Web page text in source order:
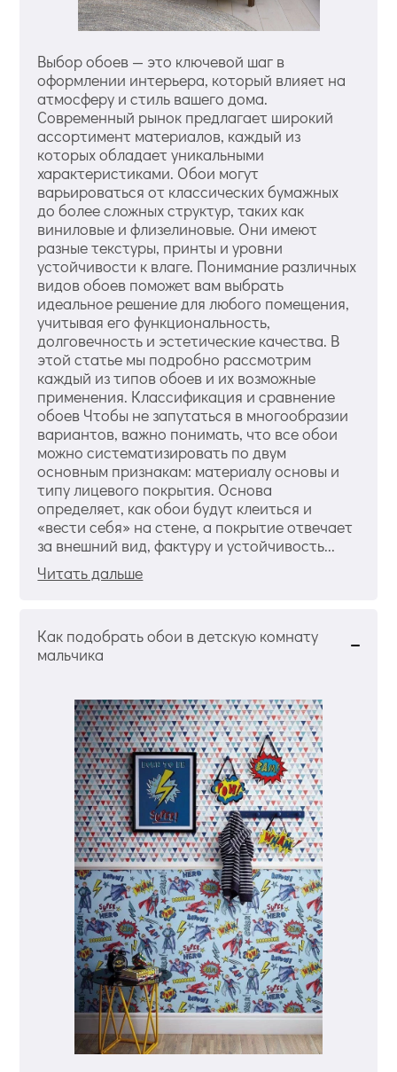
Выбор обоев — это ключевой шаг в
оформлении интерьера, который влияет на
атмосферу и стиль вашего дома.
Современный рынок предлагает широкий
ассортимент материалов, каждый из
которых обладает уникальными
характеристиками. Обои могут
варьироваться от классических бумажных
до более сложных структур, таких как
виниловые и флизелиновые. Они имеют
разные текстуры, принты и уровни
устойчивости к влаге. Понимание различных
видов обоев поможет вам выбрать
идеальное решение для любого помещения,
учитывая его функциональность,
долговечность и эстетические качества. В
этой статье мы подробно рассмотрим
каждый из типов обоев и их возможные
применения. Классификация и сравнение
обоев Чтобы не запутаться в многообразии
вариантов, важно понимать, что все обои
можно систематизировать по двум
основным признакам: материалу основы и
типу лицевого покрытия. Основа
определяет, как обои будут клеиться и
«вести себя» на стене, а покрытие отвечает
за внешний вид, фактуру и устойчивость...
Читать дальше
Как подобрать обои в детскую комнату
мальчика